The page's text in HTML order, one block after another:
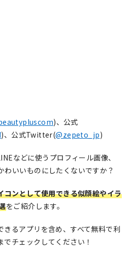
)、公式
)、公式Twitter(@zepeto_jp)
などに使うプロフィール画像、
わいいものにしたくないですか？
コンとして使用できる似顔絵やイラ
をご紹介します。
きるアプリを含め、すべて無料で利
チェックしてください！